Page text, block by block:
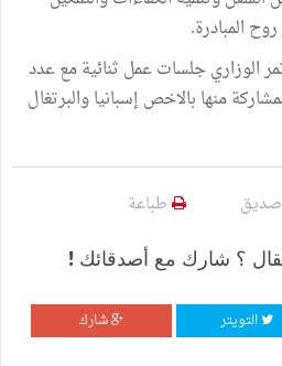
المبادرة.
الوزاري جلسات عمل ثنائية مع عدد
منها بالاخص إسبانيا والبرتغال
صديق طباعة
؟ شارك مع أصدقائك !
التويتر شارك